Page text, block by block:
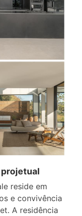
reside em
e convivência
A residência